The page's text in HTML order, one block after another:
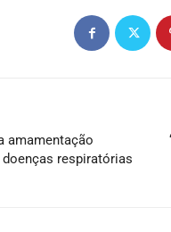
amamentação
respiratórias